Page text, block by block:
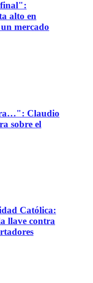
final":
alto en
mercado
Claudio
sobre el
Católica:
llave contra